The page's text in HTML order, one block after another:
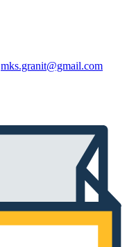
mks.granit@gmail.com